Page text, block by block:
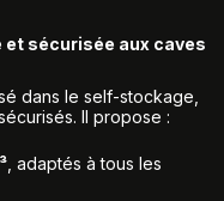
sécurisée aux caves
dans le self-stockage,
Il propose :
, adaptés à tous les